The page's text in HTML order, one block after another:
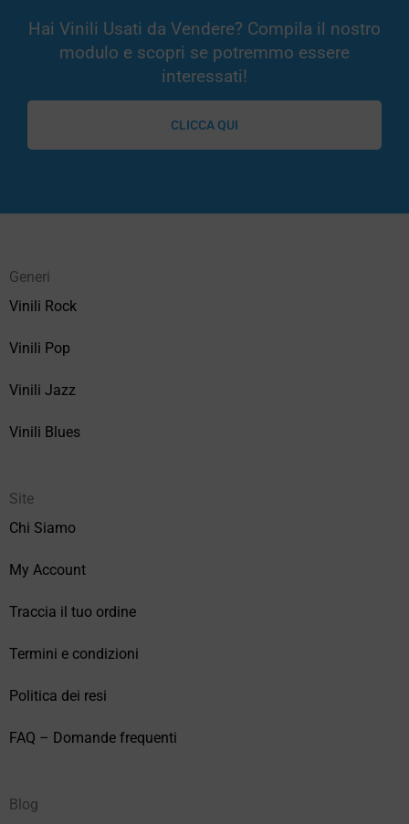
Hai Vinili Usati da Vendere? Compila il nostro
modulo e scopri se potremmo essere
interessati!
CLICCA QUI
Generi
Vinili Rock
Vinili Pop
Vinili Jazz
Vinili Blues
Site
Chi Siamo
My Account
Traccia il tuo ordine
Termini e condizioni
Politica dei resi
FAQ – Domande frequenti
Blog